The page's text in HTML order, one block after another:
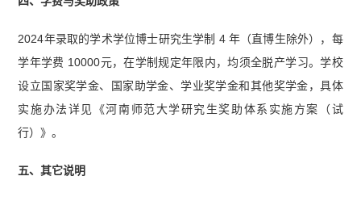
2024年录取的学术学位博士研究生学制 4 年（直博生除外），每
学年学费 10000元，在学制规定年限内，均须全脱产学习。学校
设立国家奖学金、国家助学金、学业奖学金和其他奖学金，具体
实施办法详见《河南师范大学研究生奖助体系实施方案（试
行）》。
五、其它说明